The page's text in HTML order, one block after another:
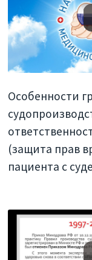
Особенности
(защита прав
пациента с